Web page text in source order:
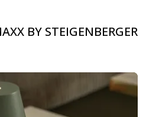
BY STEIGENBERGER